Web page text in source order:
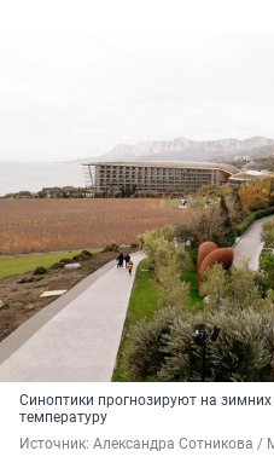
Синоптики прогнозируют на
температуру
Источник: Александра Сотникова /